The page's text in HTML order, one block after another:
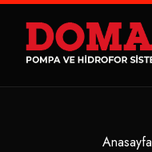
Anasayfa